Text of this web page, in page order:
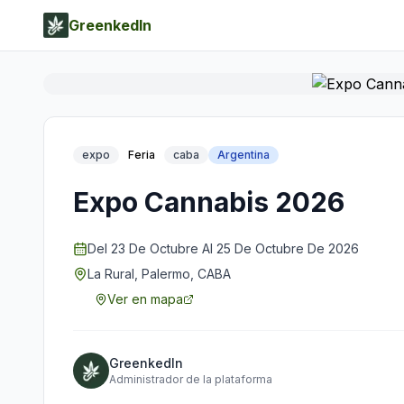
GreenkedIn
expo Feria caba Argentina
Expo Cannabis 2026
Del 23 De Octubre Al 25 De Octubre De 2026
La Rural, Palermo, CABA
Ver en mapa
GreenkedIn
Administrador de la plataforma